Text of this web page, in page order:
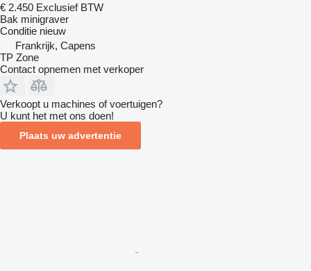
€ 2.450 Exclusief BTW
Bak minigraver
Conditie nieuw
Frankrijk, Capens
TP Zone
Contact opnemen met verkoper
Verkoopt u machines of voertuigen?
U kunt het met ons doen!
Plaats uw advertentie